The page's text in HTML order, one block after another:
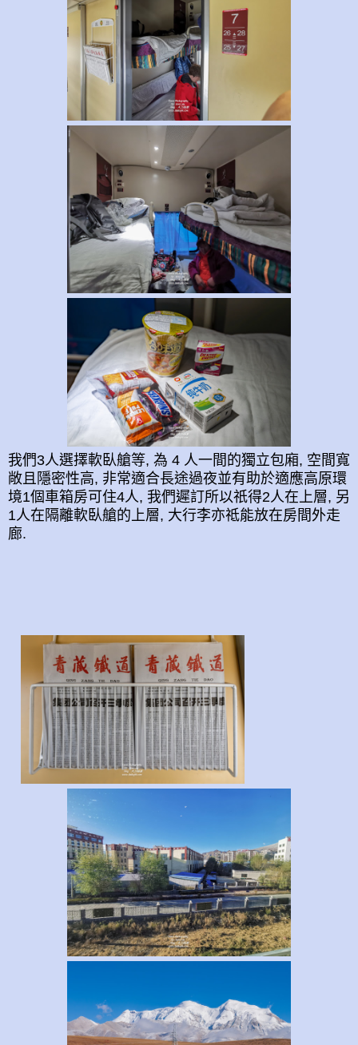
我們3人選擇軟臥艙等, 為 4 人一間的獨立包廂, 空間寬
敞且隱密性高, 非常適合長途過夜並有助於適應高原環
境1個車箱房可住4人, 我們遲訂所以祇得2人在上層, 另
1人在隔離軟臥艙的上層, 大行李亦祗能放在房間外走
廊.